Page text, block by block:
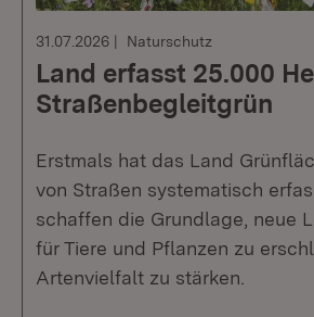
31.07.2026 Naturschutz
Land erfasst 25.000
Straßenbegleitgrün
Erstmals hat das Land
von Straßen systematisch
schaffen die Grundlage, neue
für Tiere und Pflanzen zu
Artenvielfalt zu stärken.